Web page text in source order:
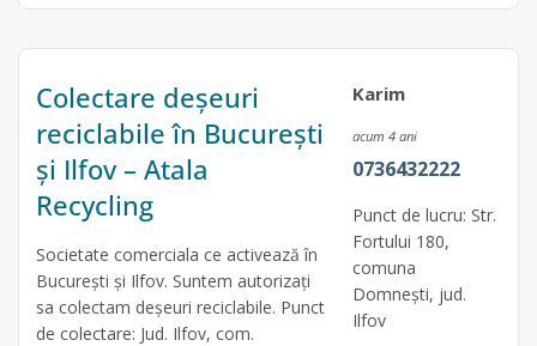
Colectare deșeuri
reciclabile în București
și Ilfov – Atala
Recycling
Societate comerciala ce activează în
București și Ilfov. Suntem autorizați
sa colectam deșeuri reciclabile. Punct
de colectare: Jud. Ilfov, com.
Karim
acum 4 ani
0736432222
Punct de lucru: Str.
Fortului 180,
comuna
Domnești, jud.
Ilfov